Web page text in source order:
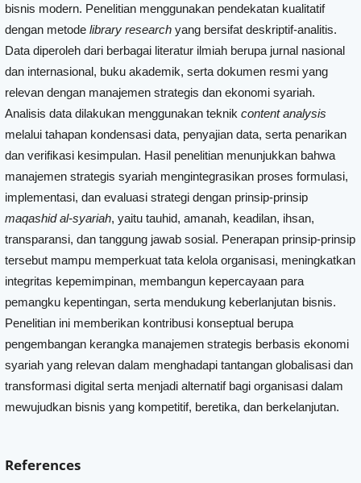
bisnis modern. Penelitian menggunakan pendekatan kualitatif
dengan metodelibrary research yang bersifat deskriptif-analitis.
Data diperoleh dari berbagai literatur ilmiah berupa jurnal nasional
dan internasional, buku akademik, serta dokumen resmi yang
relevan dengan manajemen strategis dan ekonomi syariah.
Analisis data dilakukan menggunakan teknikcontent analysis
melalui tahapan kondensasi data, penyajian data, serta penarikan
dan verifikasi kesimpulan. Hasil penelitian menunjukkan bahwa
manajemen strategis syariah mengintegrasikan proses formulasi,
implementasi, dan evaluasi strategi dengan prinsip-prinsip
maqashid al-syariah, yaitu tauhid, amanah, keadilan, ihsan,
transparansi, dan tanggung jawab sosial. Penerapan prinsip-prinsip
tersebut mampu memperkuat tata kelola organisasi, meningkatkan
integritas kepemimpinan, membangun kepercayaan para
pemangku kepentingan, serta mendukung keberlanjutan bisnis.
Penelitian ini memberikan kontribusi konseptual berupa
pengembangan kerangka manajemen strategis berbasis ekonomi
syariah yang relevan dalam menghadapi tantangan globalisasi dan
transformasi digital serta menjadi alternatif bagi organisasi dalam
mewujudkan bisnis yang kompetitif, beretika, dan berkelanjutan.
References